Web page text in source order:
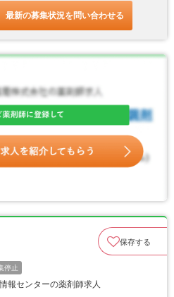
最新の募集状況を問い合わせる
保存する
停止
報センターの薬剤師求人